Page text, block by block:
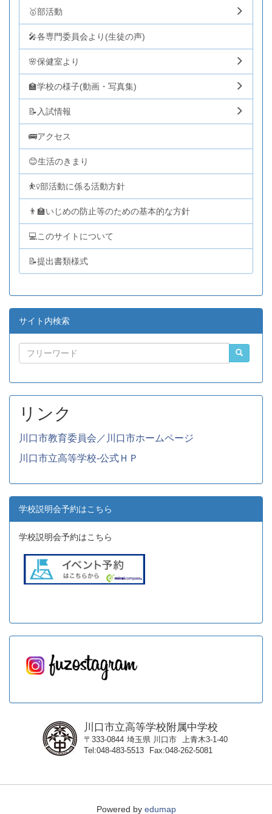
🥇部活動
🎤各専門委員会より(生徒の声)
🌸保健室より
🏫学校の様子(動画・写真集)
📝入試情報
🚌アクセス
😊生活のきまり
⛹️‍♀️部活動に係る活動方針
👨‍🏫いじめの防止等のための基本的な方針
💻このサイトについて
📝提出書類様式
サイト内検索
リンク
川口市教育委員会／川口市ホームページ
川口市立高等学校-公式ＨＰ
学校説明会予約はこちら
学校説明会予約はこちら
川口市立高等学校附属中学校
〒333-0844 埼玉県 川口市
上青木3-1-40
Tel 048-483-5513 Fax 048-262-5081
Powered by edumap